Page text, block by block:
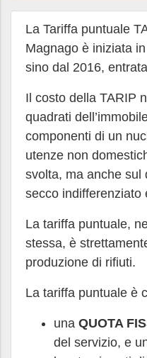
La Tariffa puntuale
Magnago è iniziata
sino dal 2016,
Il costo della TARIP
quadrati
componenti di un
utenze non
svolta, ma anche sul
secco indifferenziato
La tariffa puntuale,
stessa, è
produzione di rifiuti.
La tariffa puntuale è
una QUOTA
del servizio, e